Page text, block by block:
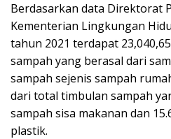
Berdasarkan data Direktorat
Kementerian Lingkungan
tahun 2021 terdapat
sampah yang berasal dari
sampah sejenis sampah
dari total timbulan sampah
sampah sisa makanan dan
plastik.